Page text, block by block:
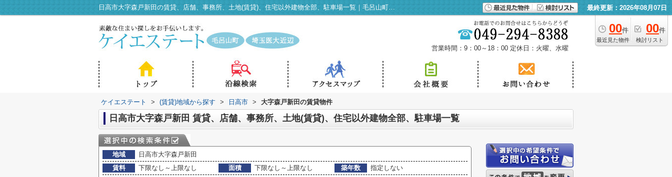
日高市大字森戸新田の賃貸、店舗、事務所、土地(賃貸)、住宅以外建物全部、駐車場一覧｜毛呂山町・埼玉医大近辺の賃貸情報はケイエステート 最終更新：2026年08月07日
00件
最近見た物件
00件
検討リスト
営業時間：9：00～18：00 定休日：火曜、水曜
ケイエステート > (賃貸)地域から探す > 日高市 > 大字森戸新田の賃貸物件
日高市大字森戸新田 賃貸、店舗、事務所、土地(賃貸)、住宅以外建物全部、駐車場一覧
地域
日高市大字森戸新田
賃料
下限なし～上限なし 面積 下限なし～上限なし 築年数
指定しない